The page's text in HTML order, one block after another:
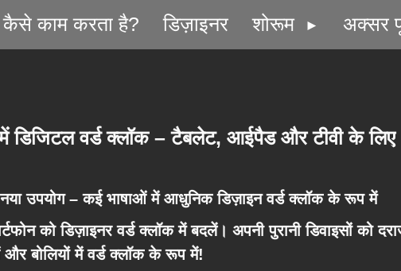
काम करता है? डिज़ाइनर शोरूम अक्सर
डिजिटल वर्ड क्लॉक – टैबलेट, आईपैड और टीवी के लिए
नया उपयोग – कई भाषाओं में आधुनिक डिज़ाइन वर्ड क्लॉक के रूप में
कोडिज़ाइनर वर्ड क्लॉकमें बदलें। अपनी पुरानी डिवाइसों को
बोलियों में वर्ड क्लॉक के रूप में!